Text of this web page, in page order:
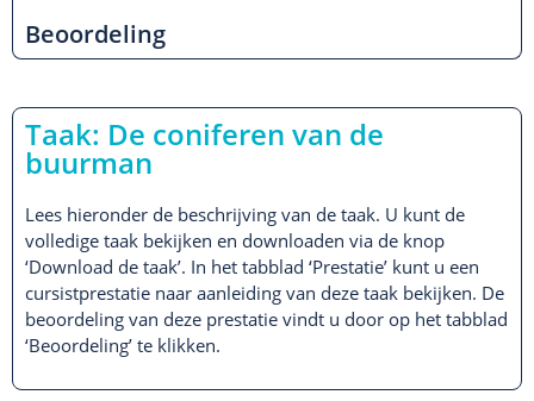
Beoordeling
Taak: De coniferen van de
buurman
Lees hieronder de beschrijving van de taak. U kunt de
volledige taak bekijken en downloaden via de knop
‘Download de taak’. In het tabblad ‘Prestatie’ kunt u een
cursistprestatie naar aanleiding van deze taak bekijken. De
beoordeling van deze prestatie vindt u door op het tabblad
‘Beoordeling’ te klikken.